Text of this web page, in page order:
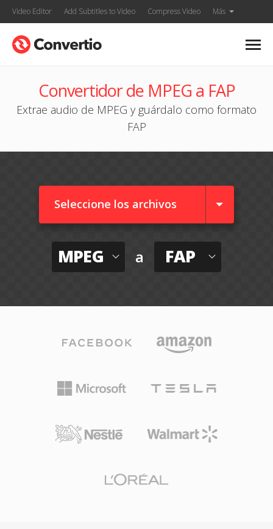
Video Editor Add Subtitles to Video Compress Video Más
Convertidor de MPEG a FAP
Extrae audio de MPEG y guárdalo como formato
FAP
Seleccione los archivos
MPEG a FAP